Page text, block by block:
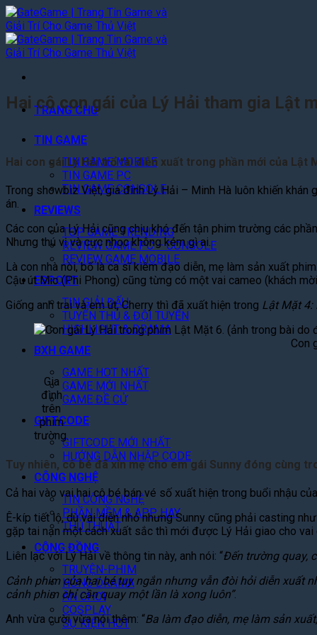
Bỏ
qua
nội
dung
TRANG CHỦ
TIN GAME
TIN GAME MOBILE
TIN GAME PC
TIN GAME CONSOLE
REVIEWS
TOP GAME TRENDING
REVIEW GAME PC – CONSOLE
REVIEW GAME MOBILE
ESPORT
TIN GIẢI ĐẤU
TUYỂN THỦ & ĐỘI TUYỂN
HIGHLIGHT & DRAMA
BXH GAME
GAME HOT NHẤT
GAME MỚI NHẤT
GAME ĐỀ CỬ
GIFTCODE
GIFTCODE MỚI NHẤT
HƯỚNG DẪN NHẬP CODE
CÔNG NGHỆ
TIN CÔNG NGHỆ
PHẦN MỀM & APP HAY
THỦ THUẬT
CỘNG ĐỒNG
TRUYỆN-PHIM
HÓNG DRAMA
ĂN CHƠI
COSPLAY
SỰ KIỆN HOT
Hai cô con gái của Lý Hải tham gia Lật
Hai con gái Lý Hải trổ tài diễn xuất trong phần mới của
Trong showbiz Việt, gia đình Lý Hải – Minh Hà luôn khiến
án.
Các con của Lý Hải cũng chịu khó đến tận phim trường các phần
Nhưng thú vị và cực nhọc không kém gì ai.
Là con nhà nòi, bố là ca sĩ kiêm đạo diễn, mẹ làm sản xuất
Cậu út Mio (Phi Phong) cũng từng có một vai cameo (khách
Giống anh trai và em út, Cherry thì đã xuất hiện trong Lật Mặt 4:
Con
Gia
đình
trên
phim
trường.
Tuy nhiên, cô bé đã xin mẹ cho em gái Sunny đóng cùng
Cả hai vào vai hai cô bé bán vé số xuất hiện trong buổi nhậu
Ê-kíp tiết lộ, dù vai diễn nhỏ nhưng Sunny cũng phải casting
gặp tai nạn một cách xuất sắc thì mới được Lý Hải giao cho vai
Liên lạc với Lý Hải về thông tin này, anh nói: “Đến trường quay,
Cảnh phim của hai bé tuy ngắn nhưng vẫn đòi hỏi diễn xuất
cảnh phim chỉ cần quay một lần là xong luôn”.
Anh vừa cười vừa nói thêm: “Ba làm đạo diễn, mẹ làm sản